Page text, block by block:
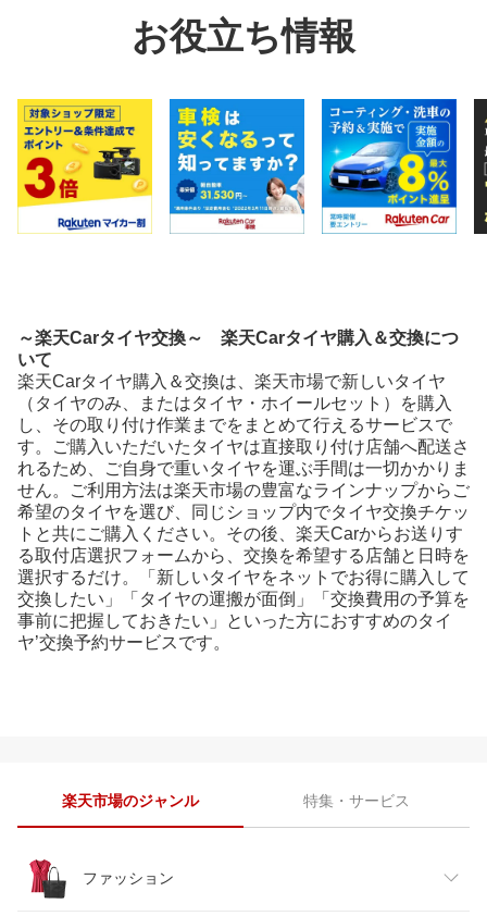
お役立ち情報
～楽天Carタイヤ交換～ 楽天Carタイヤ購入＆交換につ
いて
楽天Carタイヤ購入＆交換は、楽天市場で新しいタイヤ
（タイヤのみ、またはタイヤ・ホイールセット）を購入
し、その取り付け作業までをまとめて行えるサービスで
す。ご購入いただいたタイヤは直接取り付け店舗へ配送さ
れるため、ご自身で重いタイヤを運ぶ手間は一切かかりま
せん。ご利用方法は楽天市場の豊富なラインナップからご
希望のタイヤを選び、同じショップ内でタイヤ交換チケッ
トと共にご購入ください。その後、楽天Carからお送りす
る取付店選択フォームから、交換を希望する店舗と日時を
選択するだけ。「新しいタイヤをネットでお得に購入して
交換したい」「タイヤの運搬が面倒」「交換費用の予算を
事前に把握しておきたい」といった方におすすめのタイ
ヤ’交換予約サービスです。
楽天市場のジャンル 特集・サービス
ファッション